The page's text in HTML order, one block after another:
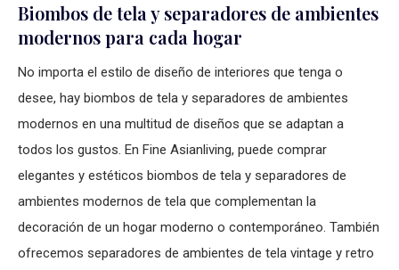
Biombos de tela y separadores de ambientes
modernos para cada hogar
No importa el estilo de diseño de interiores que tenga o
desee, hay biombos de tela y separadores de ambientes
modernos en una multitud de diseños que se adaptan a
todos los gustos. En Fine Asianliving, puede comprar
elegantes y estéticos biombos de tela y separadores de
ambientes modernos de tela que complementan la
decoración de un hogar moderno o contemporáneo. También
ofrecemos separadores de ambientes de tela vintage y retro